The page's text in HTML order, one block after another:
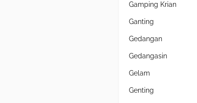
Gamping Krian
Ganting
Gedangan
Gedangasin
Gelam
Genting